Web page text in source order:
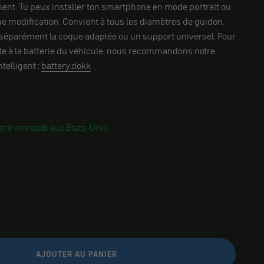
Tu peux installer ton smartphone en mode portrait ou
modification. Convient à tous les diamètres de guidon.
la coque adaptée ou un support universel. Pour
à la batterie du véhicule, nous recommandons notre
: battery.dokk
entrepôt aux États-Unis
AJOUTER AU PANIER